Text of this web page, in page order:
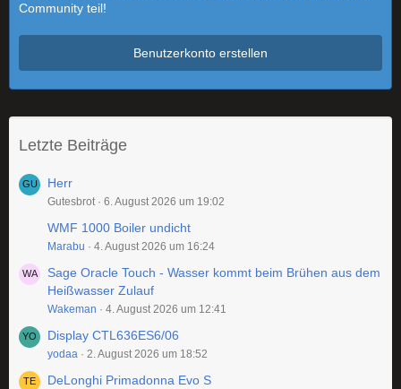
Community teil!
Benutzerkonto erstellen
Letzte Beiträge
Herr
Gutesbrot 6. August 2026 um 19:02
WMF 1000 Boiler undicht
Marabu 4. August 2026 um 16:24
Sage Oracle Touch - Wasser kommt beim Brühen aus dem
Heißwasser Zulauf
Wakeman 4. August 2026 um 12:41
Display CTL636ES6/06
yodaa 2. August 2026 um 18:52
DeLonghi Primadonna Evo S